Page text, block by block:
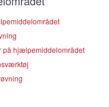
på hjælpemiddelområdet